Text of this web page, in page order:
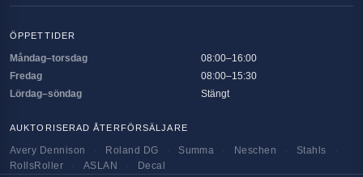
ÖPPETTIDER
Måndag–torsdag
08:00–16:00
Fredag
08:00–15:30
Lördag–söndag
Stängt
AUKTORISERAD ÅTERFÖRSÄLJARE
Avery Dennison Roland DG Summa Neschen Stahls
RollsRoller
ASLAN Decal